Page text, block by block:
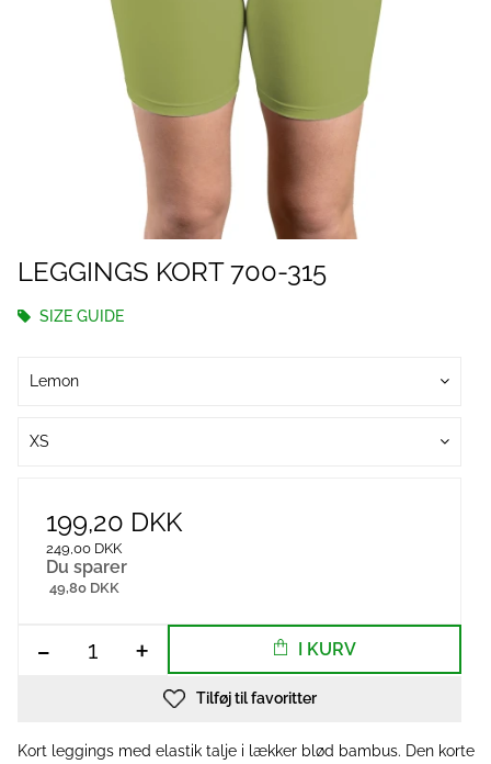
LEGGINGS KORT 700-315
SIZE GUIDE
Lemon
XS
199,20 DKK
249,00 DKK
Du sparer
49,80 DKK
- + I KURV
Tilføj til favoritter
Kort leggings med elastik talje i lækker blød bambus. Den korte